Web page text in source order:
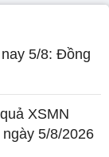
5/8: Đồng
XSMN
5/8/2026